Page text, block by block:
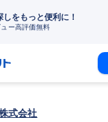
をもっと便利に！
ュー高評価無料
式会社